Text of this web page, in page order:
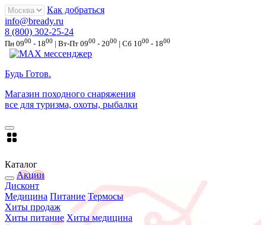
Как добраться
info@bready.ru
8 (800) 302-25-24
Пн 0900 - 1800 | Вт-Пт 0900 - 2000 | Сб 1000 - 1800
Будь Готов.
Магазин походного снаряжения
все для туризма, охоты, рыбалки
Каталог
Акции
Дисконт
Медицина Питание Термосы
Хиты продаж
Хиты питание Хиты медицина